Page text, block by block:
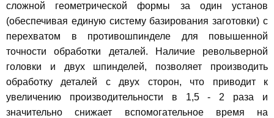
сложной геометрической формы за один установ
(обеспечивая единую систему базирования заготовки) с
перехватом в противошпинделе для повышенной
точности обработки деталей. Наличие револьверной
головки и двух шпинделей, позволяет производить
обработку деталей с двух сторон, что приводит к
увеличению производительности в 1,5 - 2 раза и
значительно снижает вспомогательное время на